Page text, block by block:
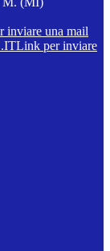
inviare una mail
Link per inviare